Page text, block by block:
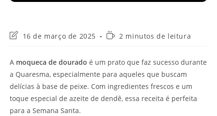
Última
post:
16 de março de 2025
Tempo2 minutos de leitura
A moqueca de dourado é um prato que faz sucesso durante
a Quaresma, especialmente para aqueles que buscam
delícias à base de peixe. Com ingredientes frescos e um
toque especial de azeite de dendê, essa receita é perfeita
para a Semana Santa.